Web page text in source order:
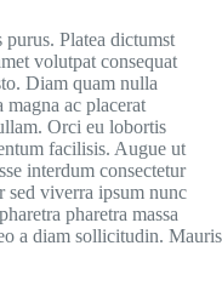
Platea dictumst
volutpat consequat
Diam quam nulla
magna ac placerat
Orci eu lobortis
facilisis. Augue ut
interdum consectetur
viverra ipsum nunc
pharetra massa
a diam sollicitudin. Mauris